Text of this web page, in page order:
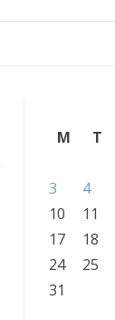
M
T
3
4
10
11
17
18
24
25
31